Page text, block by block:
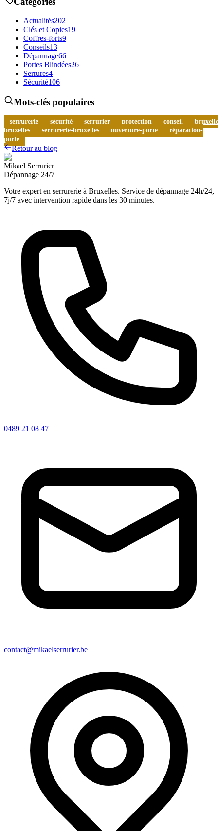
Actualités202
Clés et Copies19
Coffres-forts9
Conseils13
Dépannage66
Portes Blindées26
Serrures4
Sécurité106
Mots-clés populaires
serrurerie sécurité serrurier protection conseil
bruxelles
serrurerie-bruxelles ouverture-porte
réparation-
porte
Retour au blog
Mikael Serrurier
Dépannage 24/7
Votre expert en serrurerie à Bruxelles. Service de dépannage 24h/24,
7j/7 avec intervention rapide dans les 30 minutes.
0489 21 08 47
contact@mikaelserrurier.be